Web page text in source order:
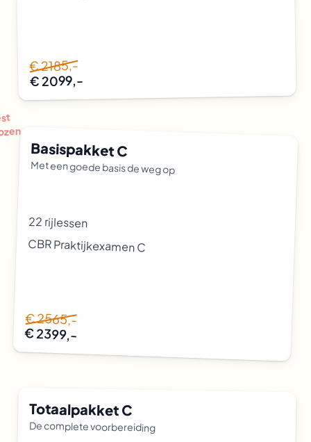
€ 2185,-
€ 2099,-
Basispakket C
Met een goede basis de weg op
22 rijlessen
CBR Praktijkexamen C
€ 2565,-
€ 2399,-
Totaalpakket C
De complete voorbereiding